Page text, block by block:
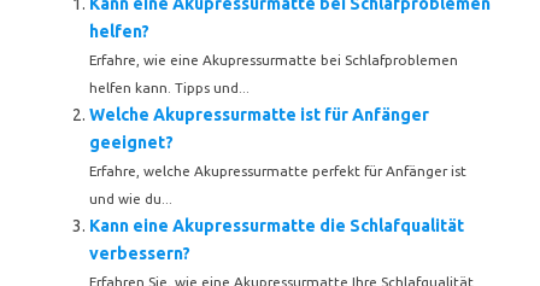
helfen?
Erfahre, wie eine Akupressurmatte bei Schlafproblemen
helfen kann. Tipps und...
Welche Akupressurmatte ist für Anfänger
geeignet?
Erfahre, welche Akupressurmatte perfekt für Anfänger ist
und wie du...
Kann eine Akupressurmatte die Schlafqualität
verbessern?
Erfahren Sie, wie eine Akupressurmatte Ihre Schlafqualität